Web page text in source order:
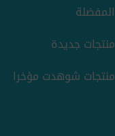
المفضلة
منتجات جديدة
منتجات شوهدت مؤخرا